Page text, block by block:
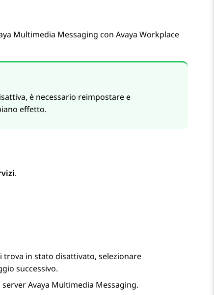
Multimedia Messaging con Avaya Workplace
è necessario reimpostare e
effetto.
.
trova in stato disattivato, selezionare
successivo.
serverAvaya Multimedia Messaging.